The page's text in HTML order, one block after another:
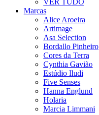
VER TUDO
Marcas
Alice Aroeira
Artimage
Asa Selection
Bordallo Pinheiro
Cores da Terra
Cynthia Gavião
Estúdio Iludi
Five Senses
Hanna Englund
Holaria
Marcia Limmani